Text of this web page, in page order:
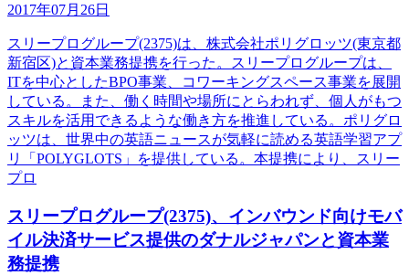
2017年07月26日
スリープログループ(2375)は、株式会社ポリグロッツ(東京都
新宿区)と資本業務提携を行った。スリープログループは、
ITを中心としたBPO事業、コワーキングスペース事業を展開
している。また、働く時間や場所にとらわれず、個人がもつ
スキルを活用できるような働き方を推進している。ポリグロ
ッツは、世界中の英語ニュースが気軽に読める英語学習アプ
リ「POLYGLOTS」を提供している。本提携により、スリー
プロ
スリープログループ(2375)、インバウンド向けモバ
イル決済サービス提供のダナルジャパンと資本業
務提携